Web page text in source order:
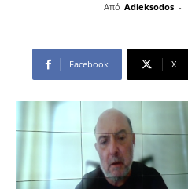
Από Adieksodos -
Facebook X